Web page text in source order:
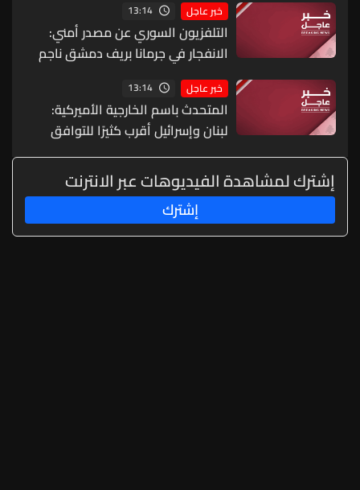
خبر عاجل 13:14
التلفزيون السوري عن مصدر أمني:
الانفجار في جرمانا بريف دمشق ناجم
عن عبوة ناسفة مزروعة بحافلة ركاب
خبر عاجل 13:14
المتحدث باسم الخارجية الأميركية:
لبنان وإسرائيل أقرب كثيرًا للتوافق
بشأن دفع عملية المناطق التجريبية
وتوسيعها والمحادثات كانت مثمرة
على المستوى الفني ومستوى الخبراء
إشترك لمشاهدة الفيديوهات عبر الانترنت
إشترك